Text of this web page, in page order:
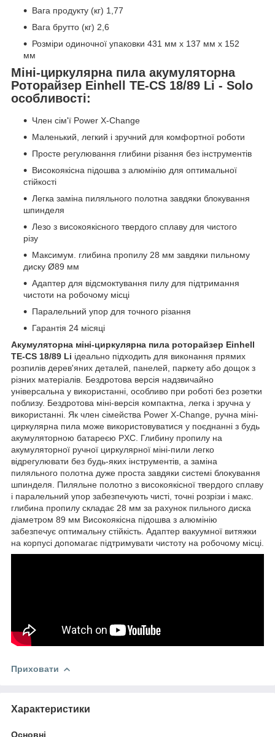
Вага продукту (кг) 1,77
Вага брутто (кг) 2,6
Розміри одиночної упаковки 431 мм x 137 мм x 152
мм
Міні-циркулярна пила акумуляторна
Роторайзер Einhell TE-CS 18/89 Li - Solo
особливості:
Член сім'ї Power X-Change
Маленький, легкий і зручний для комфортної роботи
Просте регулювання глибини різання без інструментів
Високоякісна підошва з алюмінію для оптимальної
стійкості
Легка заміна пиляльного полотна завдяки блокування
шпинделя
Лезо з високоякісного твердого сплаву для чистого
різу
Максимум. глибина пропилу 28 мм завдяки пильному
диску Ø89 мм
Адаптер для відсмоктування пилу для підтримання
чистоти на робочому місці
Паралельний упор для точного різання
Гарантія 24 місяці
Акумуляторна міні-циркулярна пила роторайзер Einhell
TE-CS 18/89 Li ідеально підходить для виконання прямих
розпилів дерев'яних деталей, панелей, паркету або дощок з
різних матеріалів. Бездротова версія надзвичайно
універсальна у використанні, особливо при роботі без розетки
поблизу. Бездротова міні-версія компактна, легка і зручна у
використанні. Як член сімейства Power X-Change, ручна міні-
циркулярна пила може використовуватися у поєднанні з будь
акумуляторною батареєю PXC. Глибину пропилу на
акумуляторної ручної циркулярної міні-пили легко
відрегулювати без будь-яких інструментів, а заміна
пиляльного полотна дуже проста завдяки системі блокування
шпинделя. Пиляльне полотно з високоякісної твердого сплаву
і паралельний упор забезпечують чисті, точні розрізи і макс.
глибина пропилу складає 28 мм за рахунок пильного диска
діаметром 89 мм Високоякісна підошва з алюмінію
забезпечує оптимальну стійкість. Адаптер вакуумної витяжки
на корпусі допомагає підтримувати чистоту на робочому місці.
Приховати
Характеристики
Основні